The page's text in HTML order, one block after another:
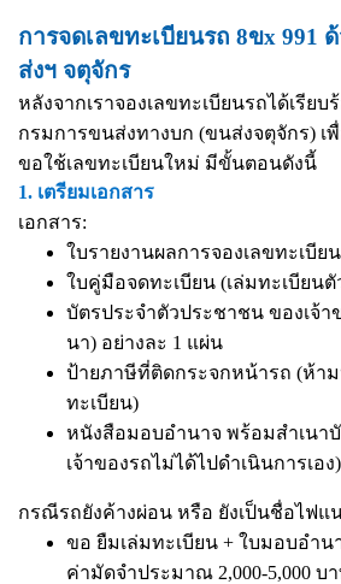
การจดเลขทะเบียนรถ 8ขx 991
ส่งฯ จตุจักร
หลังจากเราจองเลขทะเบียนรถได้เรีย
กรมการขนส่งทางบก (ขนส่งจตุจักร) เ
ขอใช้เลขทะเบียนใหม่ มีขั้นตอนดังนี้
1. เตรียมเอกสาร
เอกสาร:
ใบรายงานผลการจองเลขทะเบีย
ใบคู่มือจดทะเบียน (เล่มทะเบียนตั
บัตรประจำตัวประชาชน ของเจ้า
นา) อย่างละ 1 แผ่น
ป้ายภาษีที่ติดกระจกหน้ารถ (ห้า
ทะเบียน)
หนังสือมอบอำนาจ พร้อมสำเนา
เจ้าของรถไม่ได้ไปดำเนินการเอง)
กรณีรถยังค้างผ่อน หรือ ยังเป็นชื่อไฟแ
ขอ ยืมเล่มทะเบียน + ใบมอบอำ
ค่ามัดจำประมาณ 2,000-5,000 บ